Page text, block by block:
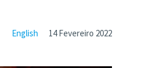
English 14 Fevereiro 2022